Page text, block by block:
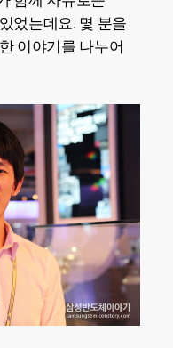
었는데요. 몇 분을
이야기를 나누어